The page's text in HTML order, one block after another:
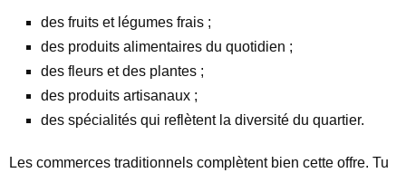
des fruits et légumes frais ;
des produits alimentaires du quotidien ;
des fleurs et des plantes ;
des produits artisanaux ;
des spécialités qui reflètent la diversité du quartier.
Les commerces traditionnels complètent bien cette offre. Tu